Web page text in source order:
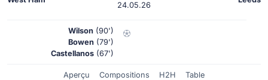
24.05.26
Wilson (90')
Bowen (79')
Castellanos (67')
Aperçu Compositions H2H Table